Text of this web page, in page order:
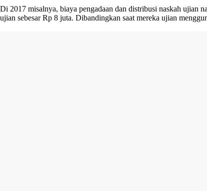
Di 2017 misalnya, biaya pengadaan dan distribusi naskah ujian
ujian sebesar Rp 8 juta. Dibandingkan saat mereka ujian